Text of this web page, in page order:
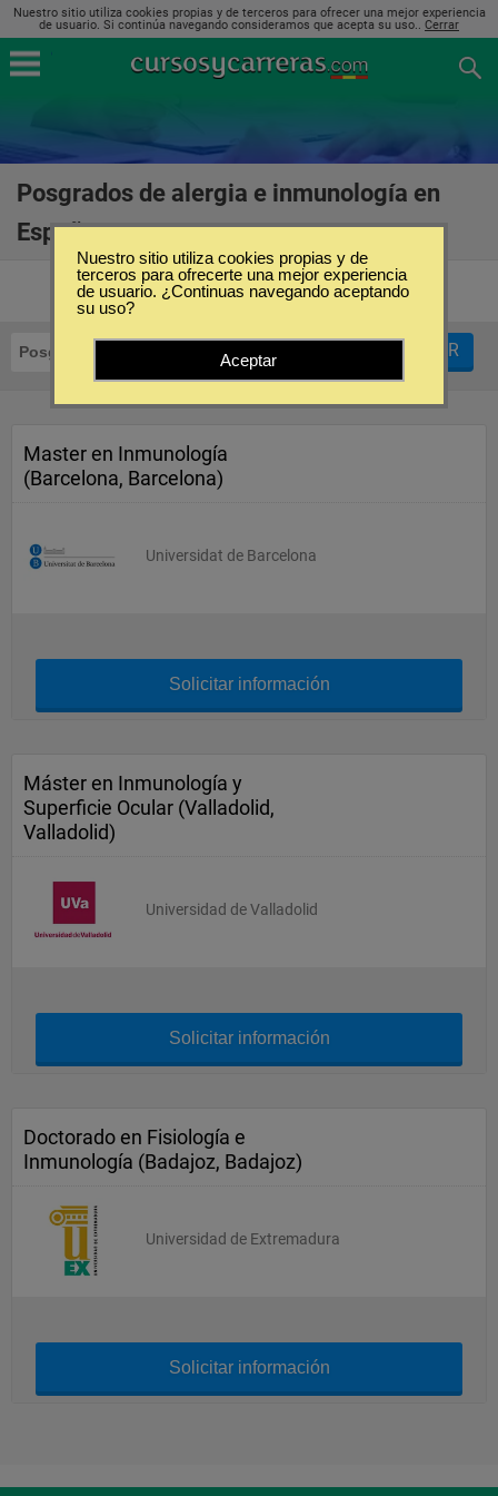
Nuestro sitio utiliza cookies propias y de terceros para ofrecer una mejor experiencia
de usuario. Si continúa navegando consideramos que acepta su uso.. Cerrar
Posgrados de alergia e inmunología en
España
Posgrados Alergia e Inmunología FILTRAR
Master en Inmunología
(Barcelona, Barcelona)
Universidat de Barcelona
Solicitar información
Máster en Inmunología y
Superficie Ocular (Valladolid,
Valladolid)
Universidad de Valladolid
Solicitar información
Doctorado en Fisiología e
Inmunología (Badajoz, Badajoz)
Universidad de Extremadura
Solicitar información
Nuestro sitio utiliza cookies propias y de
terceros para ofrecerte una mejor experiencia
de usuario. ¿Continuas navegando aceptando
su uso?
Aceptar